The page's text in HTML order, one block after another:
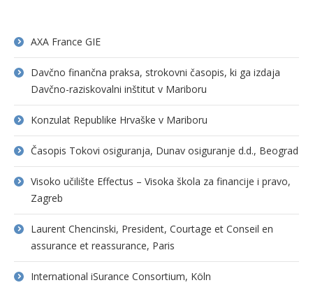
AXA France GIE
Davčno finančna praksa, strokovni časopis, ki ga izdaja
Davčno-raziskovalni inštitut v Mariboru
Konzulat Republike Hrvaške v Mariboru
Časopis Tokovi osiguranja, Dunav osiguranje d.d., Beograd
Visoko učilište Effectus – Visoka škola za financije i pravo,
Zagreb
Laurent Chencinski, President, Courtage et Conseil en
assurance et reassurance, Paris
International iSurance Consortium, Köln